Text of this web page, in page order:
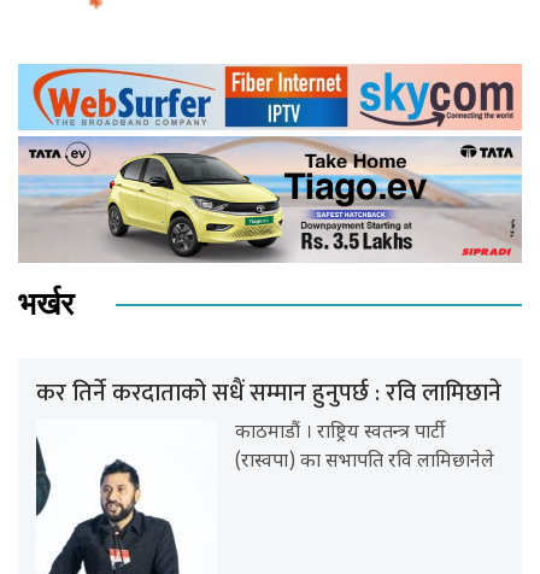
भर्खर
कर तिर्ने करदाताको सधैं सम्मान हुनुपर्छ : रवि लामिछाने
काठमाडौं । राष्ट्रिय स्वतन्त्र पार्टी
(रास्वपा) का सभापति रवि लामिछानेले